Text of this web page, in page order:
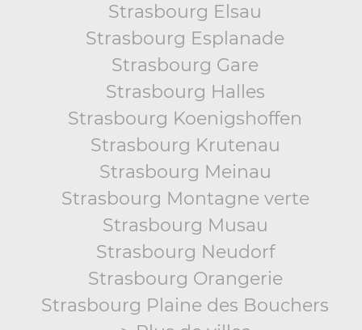
Strasbourg Elsau
Strasbourg Esplanade
Strasbourg Gare
Strasbourg Halles
Strasbourg Koenigshoffen
Strasbourg Krutenau
Strasbourg Meinau
Strasbourg Montagne verte
Strasbourg Musau
Strasbourg Neudorf
Strasbourg Orangerie
Strasbourg Plaine des Bouchers